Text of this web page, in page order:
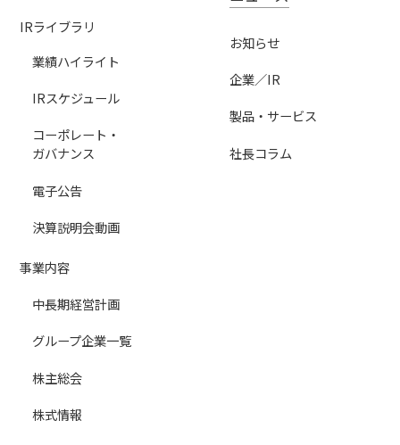
IRライブラリ
業績ハイライト
IRスケジュール
コーポレート・
ガバナンス
電子公告
決算説明会動画
事業内容
中長期経営計画
グループ企業一覧
株主総会
株式情報
お知らせ
企業／IR
製品・サービス
社長コラム